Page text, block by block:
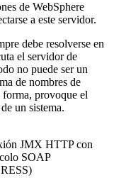
de WebSphere
a este servidor.
debe resolverse en
el servidor de
no puede ser un
de nombres de
provoque el
un sistema.
JMX HTTP con
SOAP